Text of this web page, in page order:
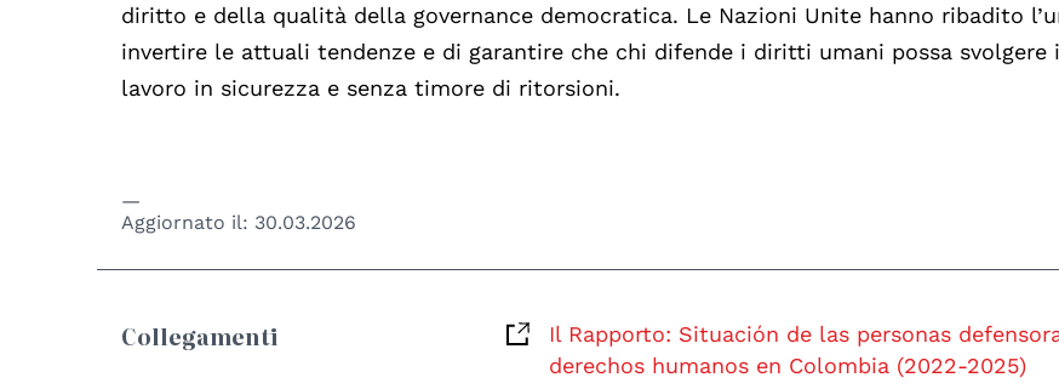
diritto e della qualità della governance democratica. Le Nazioni Unite hanno ribadito
invertire le attuali tendenze e di garantire che chi difende i diritti umani possa svolgere
lavoro in sicurezza e senza timore di ritorsioni.
Aggiornato il: 30.03.2026
Collegamenti
Il Rapporto: Situación de las personas
derechos humanos en Colombia (2022-2025)